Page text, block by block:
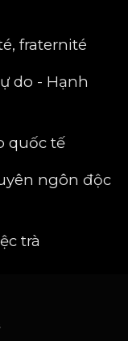
fraternité
do - Hạnh
quốc tế
ngôn độc
trà